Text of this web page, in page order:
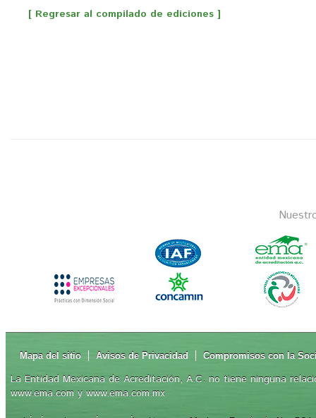
[ Regresar al compilado de ediciones ]
Mapa del sitio Avisos de Privacidad Compromisos con la
La Entidad Mexicana de Acreditación, A.C. no tiene ninguna
www.ema.com y www.ema.com.mx